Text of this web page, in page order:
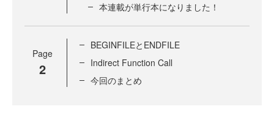
本連載が単行本になりました！
Page
2
BEGINFILEとENDFILE
Indirect Function Call
今回のまとめ